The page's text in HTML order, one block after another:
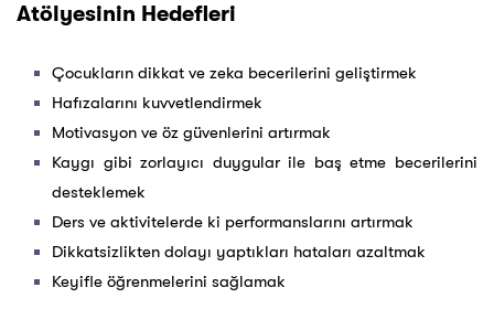
Atölyesinin Hedefleri
Çocukların dikkat ve zeka becerilerini geliştirmek
Hafızalarını kuvvetlendirmek
Motivasyon ve öz güvenlerini artırmak
Kaygı gibi zorlayıcı duygular ile baş etme becerilerini
desteklemek
Ders ve aktivitelerde ki performanslarını artırmak
Dikkatsizlikten dolayı yaptıkları hataları azaltmak
Keyifle öğrenmelerini sağlamak